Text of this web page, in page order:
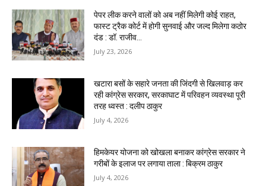
पेपर लीक करने वालों को अब नहीं मिलेगी कोई राहत,
फास्ट ट्रैक कोर्ट में होगी सुनवाई और जल्द मिलेगा कठोर
दंड : डॉ. राजीव...
July 23, 2026
खटारा बसों के सहारे जनता की जिंदगी से खिलवाड़ कर
रही कांग्रेस सरकार, सरकाघाट में परिवहन व्यवस्था पूरी
तरह ध्वस्त : दलीप ठाकुर
July 4, 2026
हिमकेयर योजना को खोखला बनाकर कांग्रेस सरकार ने
गरीबों के इलाज पर लगाया ताला : बिक्रम ठाकुर
July 4, 2026